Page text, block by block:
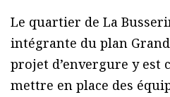
Le quartier de La
intégrante du plan
projet d’envergure y est
mettre en place des